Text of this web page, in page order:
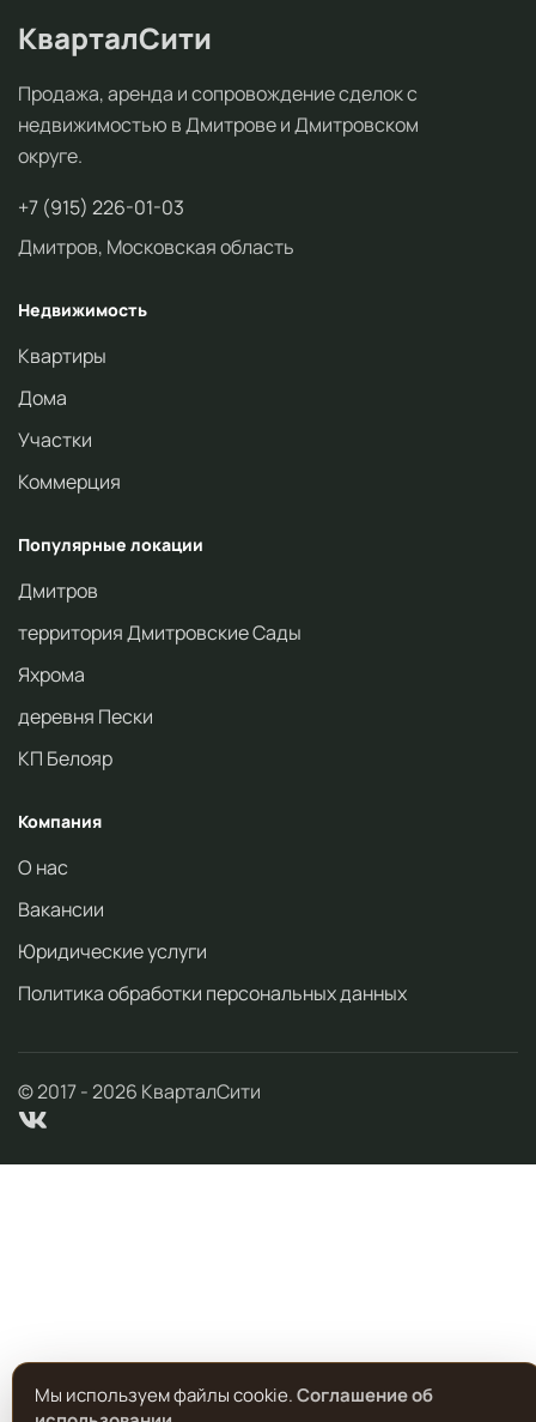
КварталСити
Продажа, аренда и сопровождение сделок с
недвижимостью в Дмитрове и Дмитровском
округе.
+7 (915) 226-01-03
Дмитров, Московская область
Недвижимость
Квартиры
Дома
Участки
Коммерция
Популярные локации
Дмитров
территория Дмитровские Сады
Яхрома
деревня Пески
КП Белояр
Компания
О нас
Вакансии
Юридические услуги
Политика обработки персональных данных
© 2017 -2026 КварталСити
Мы используем файлы cookie.Соглашение об